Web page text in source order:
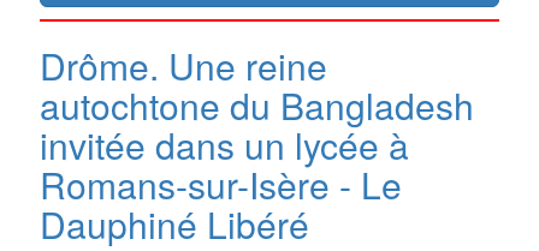
Drôme. Une reine
autochtone du Bangladesh
invitée dans un lycée à
Romans-sur-Isère - Le
Dauphiné Libéré